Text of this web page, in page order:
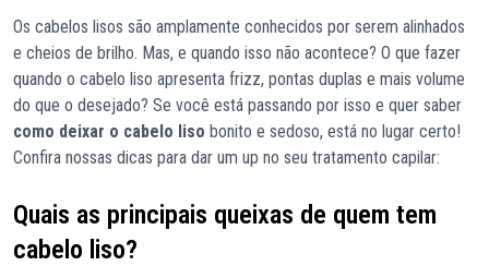
Os cabelos lisos são amplamente conhecidos por serem alinhados
e cheios de brilho. Mas, e quando isso não acontece? O que fazer
quando o cabelo liso apresenta frizz, pontas duplas e mais volume
do que o desejado? Se você está passando por isso e quer saber
como deixar o cabelo liso bonito e sedoso, está no lugar certo!
Confira nossas dicas para dar um up no seu tratamento capilar:
Quais as principais queixas de quem tem
cabelo liso?